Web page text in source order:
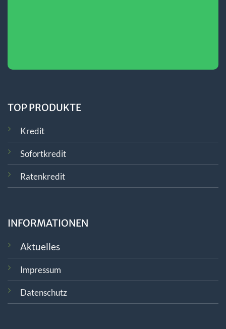
TOP PRODUKTE
Kredit
Sofortkredit
Ratenkredit
INFORMATIONEN
Aktuelles
Impressum
Datenschutz